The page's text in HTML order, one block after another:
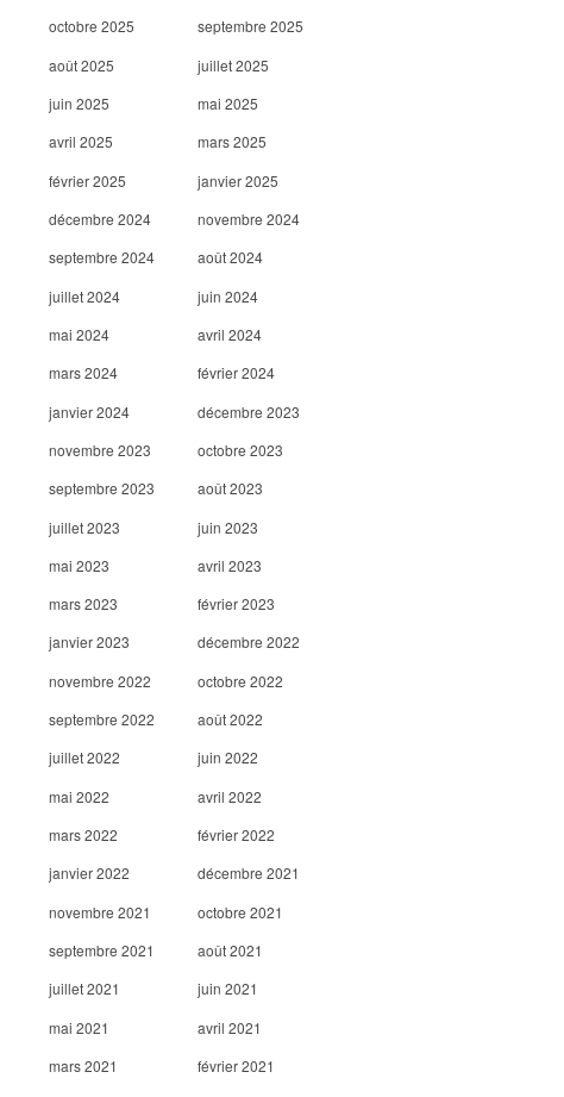
octobre 2025
septembre 2025
août 2025
juillet 2025
juin 2025
mai 2025
avril 2025
mars 2025
février 2025
janvier 2025
décembre 2024
novembre 2024
septembre 2024
août 2024
juillet 2024
juin 2024
mai 2024
avril 2024
mars 2024
février 2024
janvier 2024
décembre 2023
novembre 2023
octobre 2023
septembre 2023
août 2023
juillet 2023
juin 2023
mai 2023
avril 2023
mars 2023
février 2023
janvier 2023
décembre 2022
novembre 2022
octobre 2022
septembre 2022
août 2022
juillet 2022
juin 2022
mai 2022
avril 2022
mars 2022
février 2022
janvier 2022
décembre 2021
novembre 2021
octobre 2021
septembre 2021
août 2021
juillet 2021
juin 2021
mai 2021
avril 2021
mars 2021
février 2021